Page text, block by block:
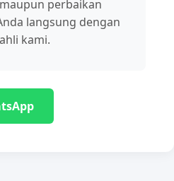
perbaikan
langsung dengan
kami.